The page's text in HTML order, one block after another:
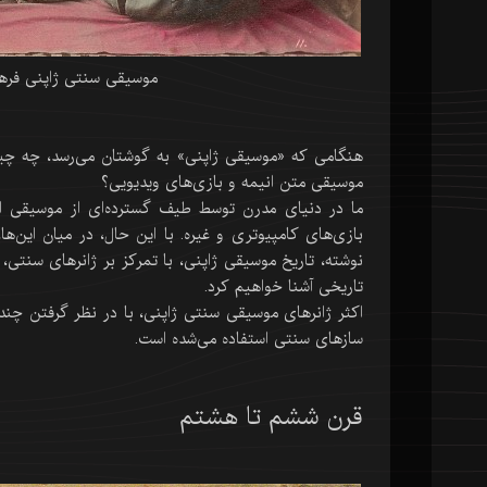
موسیقی سنتی ژاپنی
هنگامی که «موسیقی ژاپنی» به گوشتان می‌رسد، چه
موسیقی متن انیمه و بازی‌های ویدیویی؟
ما در دنیای مدرن توسط طیف گسترده‌ای از موسیقی
بازی‌های کامپیوتری و غیره. با این حال، در میان
نوشته، تاریخ موسیقی ژاپنی، با تمرکز بر ژانرهای
تاریخی آشنا خواهیم کرد.
اکثر ژانرهای موسیقی‌ سنتی ژاپنی، با در نظر گرفتن چند
سازهای سنتی استفاده می‌شده است.
قرن ششم تا هشتم